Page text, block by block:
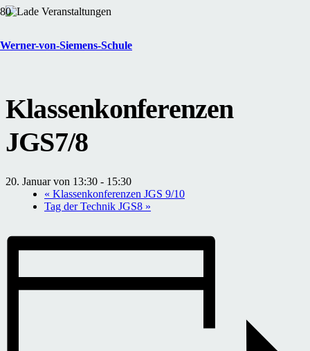
Werner-von-Siemens-Schule
Klassenkonferenzen
JGS7/8
20. Januar von 13:30 - 15:30
« Klassenkonferenzen JGS 9/10
Tag der Technik JGS8 »